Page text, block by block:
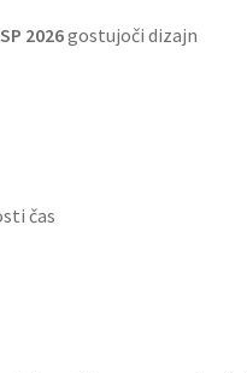
2026gostujoči dizajn
čas